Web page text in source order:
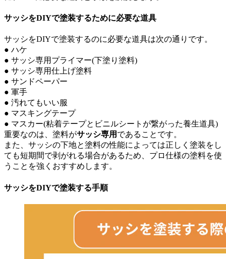
サッシをDIYで塗装するために必要な道具
サッシをDIYで塗装するのに必要な道具は次の通りです。
● ハケ
● サッシ専用プライマー(下塗り塗料)
● サッシ専用仕上げ塗料
● サンドペーパー
● 軍手
● 汚れてもいい服
● マスキングテープ
● マスカー(粘着テープとビニルシートが繋がった養生道具)
重要なのは、塗料がサッシ専用 であることです。
また、サッシの下地と塗料の性能によっては正しく塗装をし
ても短期間で剥がれる場合があるため、プロ仕様の塗料を使
うことを強くおすすめします。
サッシをDIYで塗装する手順